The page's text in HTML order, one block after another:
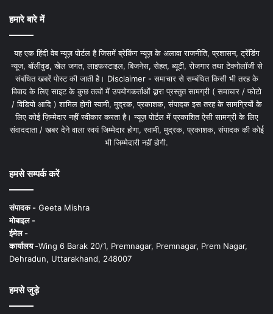
हमारे बारे में
यह एक हिंदी वेब न्यूज़ पोर्टल है जिसमें ब्रेकिंग न्यूज़ के अलावा राजनीति, प्रशासन, ट्रेंडिंग
न्यूज, बॉलीवुड, खेल जगत, लाइफस्टाइल, बिजनेस, सेहत, ब्यूटी, रोजगार तथा टेक्नोलॉजी से
संबंधित खबरें पोस्ट की जाती है। Disclaimer - समाचार से सम्बंधित किसी भी तरह के
विवाद के लिए साइट के कुछ तत्वों में उपयोगकर्ताओं द्वारा प्रस्तुत सामग्री ( समाचार / फोटो
/ विडियो आदि ) शामिल होगी स्वामी, मुद्रक, प्रकाशक, संपादक इस तरह के सामग्रियों के
लिए कोई ज़िम्मेदार नहीं स्वीकार करता है। न्यूज़ पोर्टल में प्रकाशित ऐसी सामग्री के लिए
संवाददाता / खबर देने वाला स्वयं जिम्मेदार होगा, स्वामी, मुद्रक, प्रकाशक, संपादक की कोई
भी जिम्मेदारी नहीं होगी.
हमसे सम्पर्क करें
संपादक - Geeta Mishra
मोबाइल -
ईमेल -
कार्यालय -Wing 6 Barak 20/1, Premnagar, Premnagar, Prem Nagar,
Dehradun, Uttarakhand, 248007
हमसे जुड़े